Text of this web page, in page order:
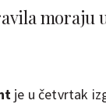
moraju
je u četvrtak